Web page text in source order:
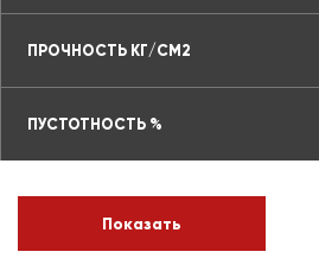
ПРОЧНОСТЬ КГ/СМ2
ПУСТОТНОСТЬ %